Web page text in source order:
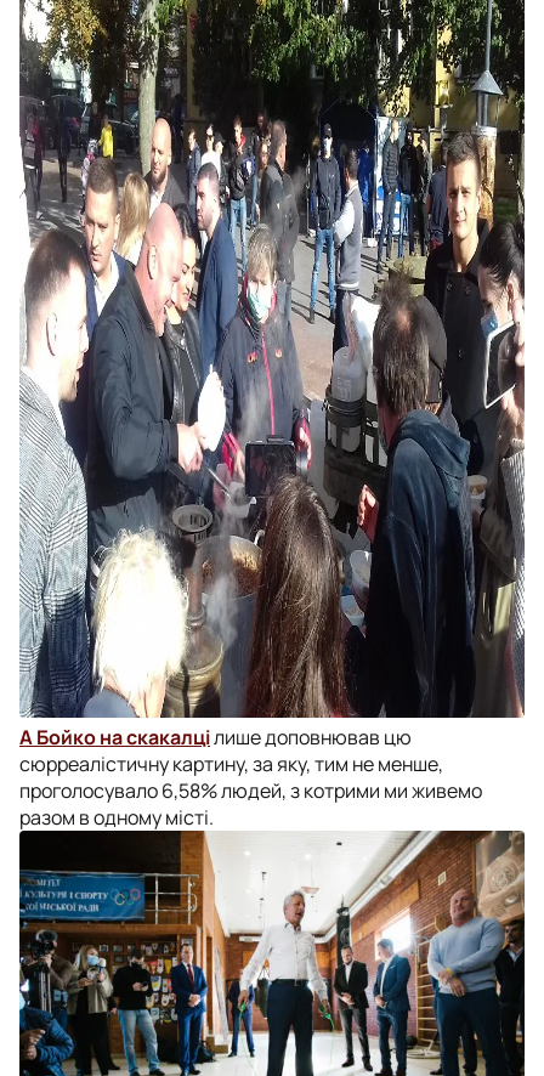
А Бойко на скакалцілише доповнював цю
сюрреалістичну картину, за яку, тим не менше,
проголосувало 6,58% людей, з котрими ми живемо
разом в одному місті.